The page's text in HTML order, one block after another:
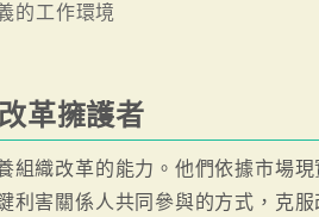
的工作環境
改革擁護者
組織改革的能力。他們依據市場
利害關係人共同參與的方式，克